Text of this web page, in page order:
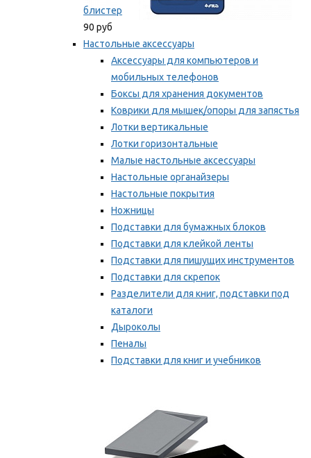
блистер
90 руб
Настольные аксессуары
Аксессуары для компьютеров и
мобильных телефонов
Боксы для хранения документов
Коврики для мышек/опоры для запястья
Лотки вертикальные
Лотки горизонтальные
Малые настольные аксессуары
Настольные органайзеры
Настольные покрытия
Ножницы
Подставки для бумажных блоков
Подставки для клейкой ленты
Подставки для пишущих инструментов
Подставки для скрепок
Разделители для книг, подставки под
каталоги
Дыроколы
Пеналы
Подставки для книг и учебников